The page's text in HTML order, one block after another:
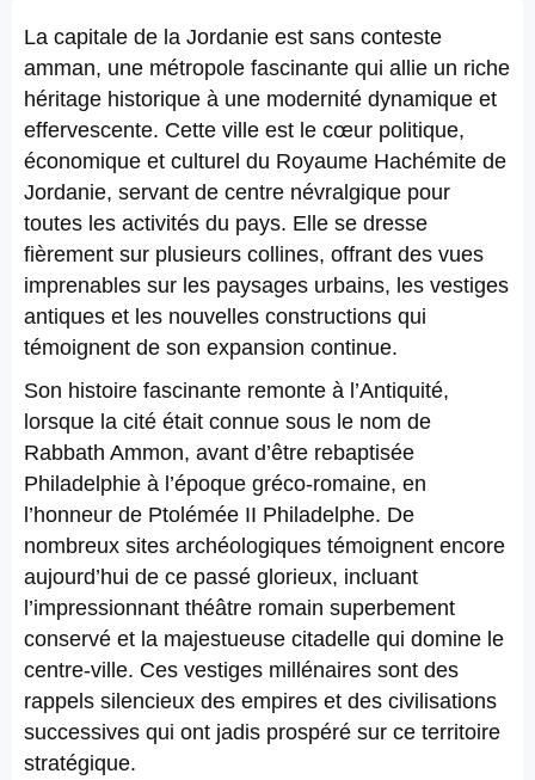
La capitale de la Jordanie est sans conteste
amman, une métropole fascinante qui allie un riche
héritage historique à une modernité dynamique et
effervescente. Cette ville est le cœur politique,
économique et culturel du Royaume Hachémite de
Jordanie, servant de centre névralgique pour
toutes les activités du pays. Elle se dresse
fièrement sur plusieurs collines, offrant des vues
imprenables sur les paysages urbains, les vestiges
antiques et les nouvelles constructions qui
témoignent de son expansion continue.
Son histoire fascinante remonte à l’Antiquité,
lorsque la cité était connue sous le nom de
Rabbath Ammon, avant d’être rebaptisée
Philadelphie à l’époque gréco-romaine, en
l’honneur de Ptolémée II Philadelphe. De
nombreux sites archéologiques témoignent encore
aujourd’hui de ce passé glorieux, incluant
l’impressionnant théâtre romain superbement
conservé et la majestueuse citadelle qui domine le
centre-ville. Ces vestiges millénaires sont des
rappels silencieux des empires et des civilisations
successives qui ont jadis prospéré sur ce territoire
stratégique.